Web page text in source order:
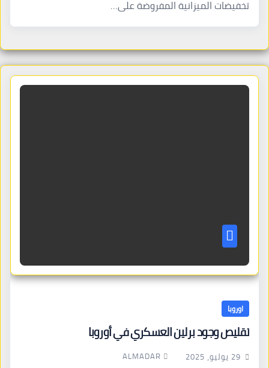
تخفيضات الميزانية المفروضة على…
اوروبا
تقليص وجود برلين العسكري في أوروبا
29 يوليو، 2025 ALMADAR